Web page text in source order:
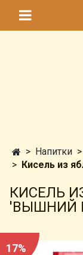
Напитки
Кисель из
КИСЕЛЬ
'ВЫШНИЙ
17%